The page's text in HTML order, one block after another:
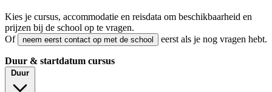
Kies je cursus, accommodatie en reisdata om beschikbaarheid en
prijzen bij de school op te vragen.
Of
neem eerst contact op met de school eerst als je nog vragen hebt.
Duur & startdatum cursus
Duur